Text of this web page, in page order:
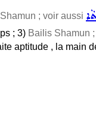
; voir aussi
; 3) Bailis Shamun
aptitude , la main